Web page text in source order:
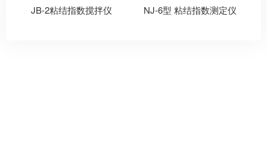
JB-2粘结指数搅拌仪 NJ-6型 粘结指数测定仪